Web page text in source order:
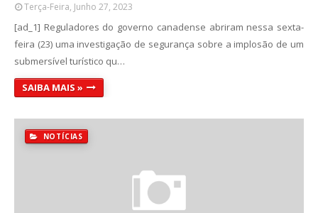
Terça-Feira, Junho 27, 2023
[ad_1] Reguladores do governo canadense abriram nessa sexta-
feira (23) uma investigação de segurança sobre a implosão de um
submersível turístico qu…
SAIBA MAIS »
NOTÍCIAS